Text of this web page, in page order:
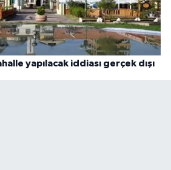
yapılacak iddiası gerçek dışı